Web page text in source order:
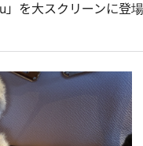
」を大スクリーンに登場